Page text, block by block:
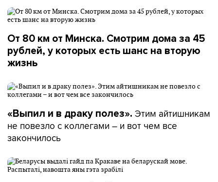
От 80 км от Минска. Смотрим дома за 45
рублей, у которых есть шанс на вторую
жизнь
«Выпил и в драку полез». Этим айтишникам
не повезло с коллегами – и вот чем все
закончилось